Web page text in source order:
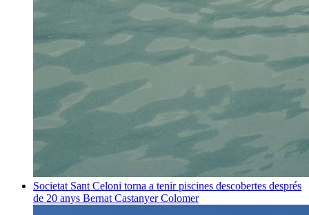
Societat Sant Celoni torna a tenir piscines descobertes després
de 20 anys Bernat Castanyer Colomer